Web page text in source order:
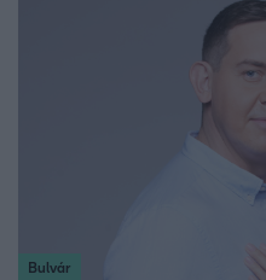
Matolcsy György lesújtó
gazdaságpolitikájáról, de A
a váratlan fordulatokban:
Mátéban látta minden
Bulvár